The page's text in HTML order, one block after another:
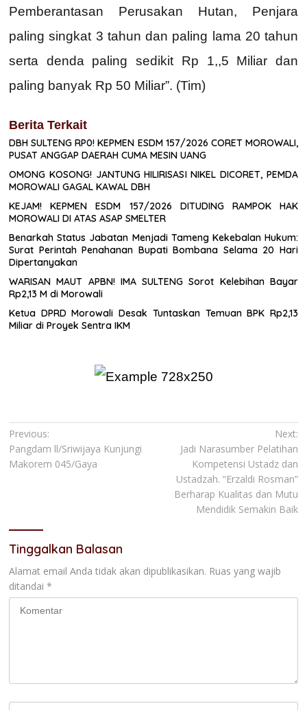
Pemberantasan Perusakan Hutan, Penjara
paling singkat 3 tahun dan paling lama 20 tahun
serta denda paling sedikit Rp 1,,5 Miliar dan
paling banyak Rp 50 Miliar”. (Tim)
Berita Terkait
DBH SULTENG RP0! KEPMEN ESDM 157/2026 CORET MOROWALI,
PUSAT ANGGAP DAERAH CUMA MESIN UANG
OMONG KOSONG! JANTUNG HILIRISASI NIKEL DICORET, PEMDA
MOROWALI GAGAL KAWAL DBH
KEJAM! KEPMEN ESDM 157/2026 DITUDING RAMPOK HAK
MOROWALI DI ATAS ASAP SMELTER
Benarkah Status Jabatan Menjadi Tameng Kekebalan Hukum:
Surat Perintah Penahanan Bupati Bombana Selama 20 Hari
Dipertanyakan
WARISAN MAUT APBN! IMA SULTENG Sorot Kelebihan Bayar
Rp2,13 M di Morowali
Ketua DPRD Morowali Desak Tuntaskan Temuan BPK Rp2,13
Miliar di Proyek Sentra IKM
Navigasi
pos
Previous:
Pangdam ll/Sriwijaya Kunjungi
Makorem 045/Gaya
Next:
Jadi Narasumber Pelatihan
Kompetensi Ustadz dan
Ustadzah. “Erzaldi Rosman”
Berharap Kualitas dan Mutu
Mendidik Semakin Baik
Tinggalkan Balasan
Alamat email Anda tidak akan dipublikasikan. Ruas yang wajib
ditandai *